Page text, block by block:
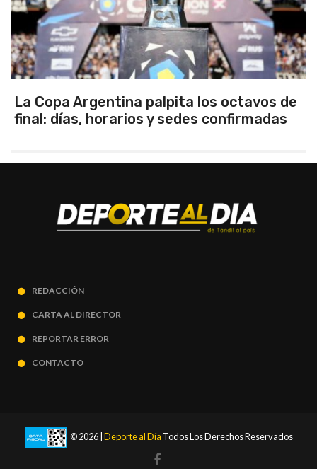
Los seleccionados Sub 15 y Sub 13 de
Tandil ganaron en el debut
REDACCIÓN
CARTA AL DIRECTOR
REPORTAR ERROR
CONTACTO
© 2026 | Deporte al Día Todos Los Derechos Reservados